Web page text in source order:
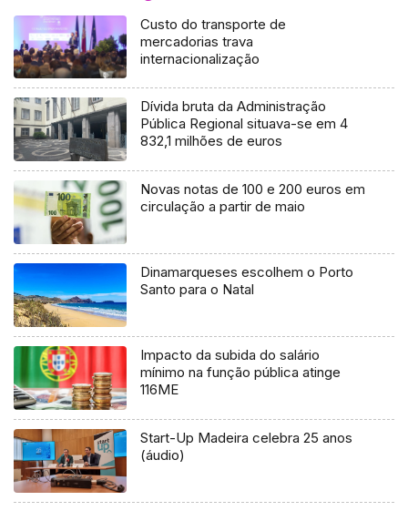
Custo do transporte de
mercadorias trava
internacionalização
Dívida bruta da Administração
Pública Regional situava-se em 4
832,1 milhões de euros
Novas notas de 100 e 200 euros em
circulação a partir de maio
Dinamarqueses escolhem o Porto
Santo para o Natal
Impacto da subida do salário
mínimo na função pública atinge
116ME
Start-Up Madeira celebra 25 anos
(áudio)